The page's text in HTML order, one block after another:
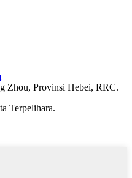
Zhou, Provinsi Hebei, RRC.
Terpelihara.